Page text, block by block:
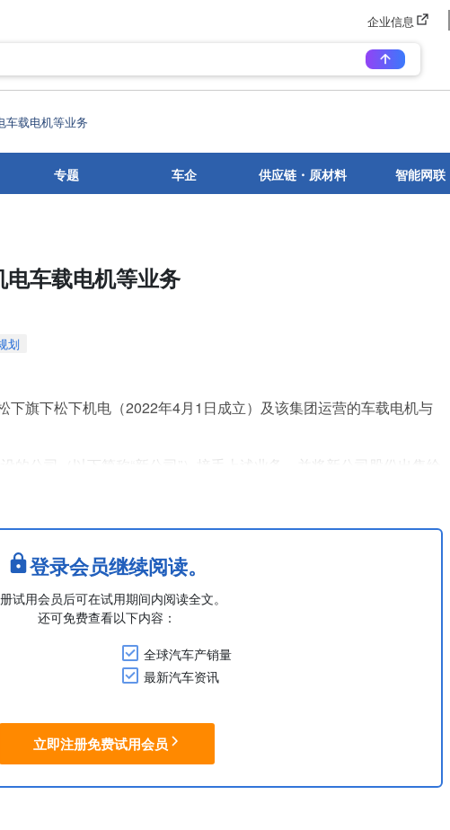
企业信息
车载电机等业务
专题 车企 供应链・原材料 智能网联
车载电机等业务
划
下旗下松下机电（2022年4月1日成立）及该集团运营的车载电机与
的公司（以下简称“新公司”）接手上述业务，并将新公司股份出售给
务中，电机业务被定位为第三大主力业务....
登录会员继续阅读。
试用会员后可在试用期间内阅读全文。
还可免费查看以下内容：
全球汽车产销量
最新汽车资讯
立即注册免费试用会员